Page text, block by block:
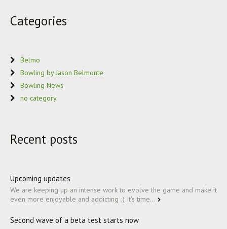
Categories
Belmo
Bowling by Jason Belmonte
Bowling News
no category
Recent posts
Upcoming updates
We are keeping up an intense work to evolve the game and make it
even more enjoyable and addicting ;) It's time...
Second wave of a beta test starts now